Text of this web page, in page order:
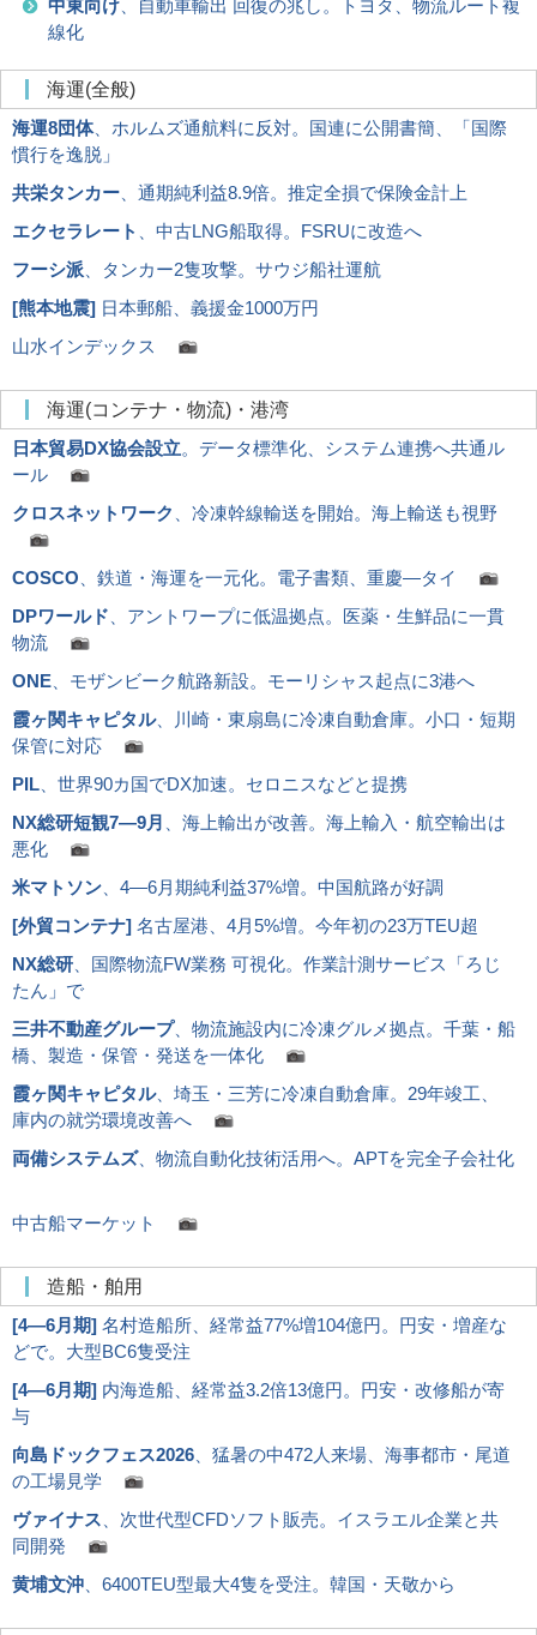
中東向け 、自動車輸出 回復の兆し。トヨタ、物流ルート複
線化
海運(全般)
海運8団体、ホルムズ通航料に反対。国連に公開書簡、「国際
慣行を逸脱」
共栄タンカー 、通期純利益8.9倍。推定全損で保険金計上
エクセラレート
、中古LNG船取得。FSRUに改造へ
フーシ派 、タンカー2隻攻撃。サウジ船社運航
[熊本地震] 日本郵船、義援金1000万円
山水インデックス
海運(コンテナ・物流)・港湾
日本貿易DX協会設立。データ標準化、システム連携へ共通ル
ール
クロスネットワーク
、冷凍幹線輸送を開始。海上輸送も視野
COSCO 、鉄道・海運を一元化。電子書類、重慶―タイ
DPワールド 、アントワープに低温拠点。医薬・生鮮品に一貫
物流
ONE 、モザンビーク航路新設。モーリシャス起点に3港へ
霞ヶ関キャピタル、川崎・東扇島に冷凍自動倉庫。小口・短期
保管に対応
PIL 、世界90カ国でDX加速。セロニスなどと提携
NX総研短観7―9月
、海上輸出が改善。海上輸入・航空輸出は
悪化
米マトソン 、4―6月期純利益37%増。中国航路が好調
[外貿コンテナ] 名古屋港、4月5%増。今年初の23万TEU超
NX総研 、国際物流FW業務 可視化。作業計測サービス「ろじ
たん」で
三井不動産グループ、物流施設内に冷凍グルメ拠点。千葉・船
橋、製造・保管・発送を一体化
霞ヶ関キャピタル、埼玉・三芳に冷凍自動倉庫。29年竣工、
庫内の就労環境改善へ
両備システムズ、物流自動化技術活用へ。APTを完全子会社化
中古船マーケット
造船・舶用
[4―6月期] 名村造船所、経常益77%増104億円。円安・増産な
どで。大型BC6隻受注
[4―6月期] 内海造船、経常益3.2倍13億円。円安・改修船が寄
与
向島ドックフェス2026 、猛暑の中472人来場、海事都市・尾道
の工場見学
ヴァイナス 、次世代型CFDソフト販売。イスラエル企業と共
同開発
黄埔文沖 、6400TEU型最大4隻を受注。韓国・天敬から